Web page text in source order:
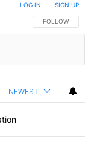
FOLLOW THIS
FOLLOW
LOG IN SIGN UP
NEWEST